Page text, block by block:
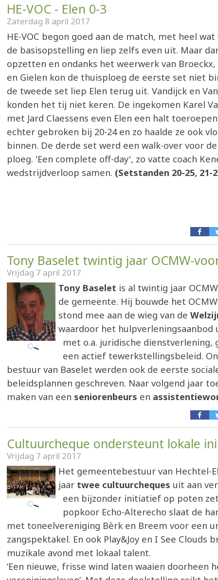
HE-VOC - Elen 0-3
Zaterdag 8 april 2017
HE-VOC begon goed aan de match, met heel
de basisopstelling en liep zelfs even uit. Maar
opzetten en ondanks het weerwerk van Broeckx,
en Gielen kon de thuisploeg de eerste set niet
de tweede set liep Elen terug uit. Vandijck en
konden het tij niet keren. De ingekomen Karel
met Jard Claessens even Elen een halt
echter gebroken bij 20-24 en zo haalde ze ook
binnen. De derde set werd een walk-over voor
ploeg. 'Een complete off-day', zo vatte coach
wedstrijdverloop samen. (Setstanden 20-25, 21-
Tony Baselet twintig jaar OCMW-
Vrijdag 7 april 2017
Tony Baselet is al twintig jaar
de gemeente. Hij bouwde het
stond mee aan de wieg van de
waardoor het
met o.a. juridische dienstverlening,
een actief tewerkstellingsbeleid.
bestuur van Baselet werden ook de eerste
beleidsplannen geschreven. Naar volgend jaar
maken van een seniorenbeurs en
Cultuurcheque ondersteunt lokale
Vrijdag 7 april 2017
Het gemeentebestuur van Hechtel-
jaar twee cultuurcheques uit aan
een bijzonder initiatief op poten
popkoor Echo-Alterecho slaat de
met toneelvereniging Bèrk en Breem voor een
zangspektakel. En ook Play&Joy en I See Clouds
muzikale avond met lokaal talent.
‘Een nieuwe, frisse wind laten waaien doorheen